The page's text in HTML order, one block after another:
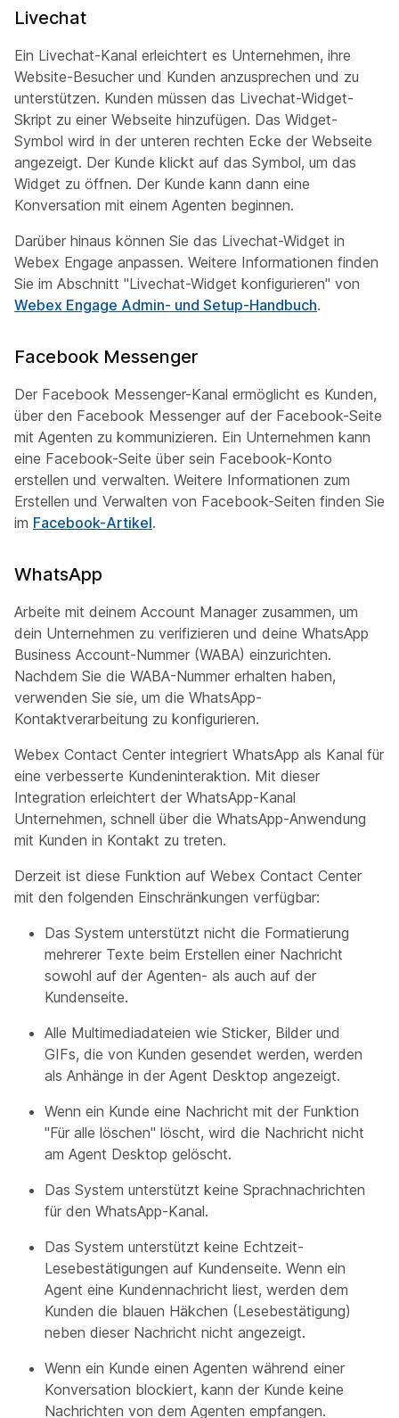
Livechat
Ein Livechat-Kanal erleichtert es Unternehmen, ihre
Website-Besucher und Kunden anzusprechen und zu
unterstützen. Kunden müssen das Livechat-Widget-
Skript zu einer Webseite hinzufügen. Das Widget-
Symbol wird in der unteren rechten Ecke der Webseite
angezeigt. Der Kunde klickt auf das Symbol, um das
Widget zu öffnen. Der Kunde kann dann eine
Konversation mit einem Agenten beginnen.
Darüber hinaus können Sie das Livechat-Widget in
Webex Engage anpassen. Weitere Informationen finden
Sie im Abschnitt "Livechat-Widget konfigurieren" von
Webex Engage Admin- und Setup-Handbuch.
Facebook Messenger
Der Facebook Messenger-Kanal ermöglicht es Kunden,
über den Facebook Messenger auf der Facebook-Seite
mit Agenten zu kommunizieren. Ein Unternehmen kann
eine Facebook-Seite über sein Facebook-Konto
erstellen und verwalten. Weitere Informationen zum
Erstellen und Verwalten von Facebook-Seiten finden Sie
im Facebook-Artikel.
WhatsApp
Arbeite mit deinem Account Manager zusammen, um
dein Unternehmen zu verifizieren und deine WhatsApp
Business Account-Nummer (WABA) einzurichten.
Nachdem Sie die WABA-Nummer erhalten haben,
verwenden Sie sie, um die WhatsApp-
Kontaktverarbeitung zu konfigurieren.
Webex Contact Center integriert WhatsApp als Kanal für
eine verbesserte Kundeninteraktion. Mit dieser
Integration erleichtert der WhatsApp-Kanal
Unternehmen, schnell über die WhatsApp-Anwendung
mit Kunden in Kontakt zu treten.
Derzeit ist diese Funktion auf Webex Contact Center
mit den folgenden Einschränkungen verfügbar:
Das System unterstützt nicht die Formatierung
mehrerer Texte beim Erstellen einer Nachricht
sowohl auf der Agenten- als auch auf der
Kundenseite.
Alle Multimediadateien wie Sticker, Bilder und
GIFs, die von Kunden gesendet werden, werden
als Anhänge in der Agent Desktop angezeigt.
Wenn ein Kunde eine Nachricht mit der Funktion
"Für alle löschen" löscht, wird die Nachricht nicht
am Agent Desktop gelöscht.
Das System unterstützt keine Sprachnachrichten
für den WhatsApp-Kanal.
Das System unterstützt keine Echtzeit-
Lesebestätigungen auf Kundenseite. Wenn ein
Agent eine Kundennachricht liest, werden dem
Kunden die blauen Häkchen (Lesebestätigung)
neben dieser Nachricht nicht angezeigt.
Wenn ein Kunde einen Agenten während einer
Konversation blockiert, kann der Kunde keine
Nachrichten von dem Agenten empfangen.